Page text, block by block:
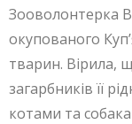
Зооволонтерка
окупованого
тварин. Вірила,
загарбників її
котами та